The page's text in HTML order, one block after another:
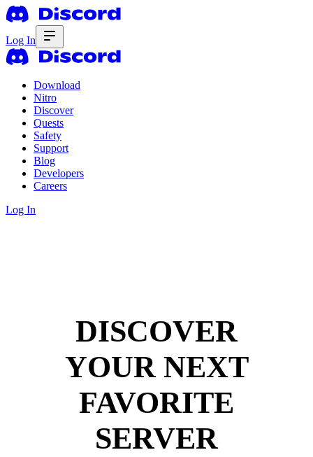
Log In
Download
Nitro
Discover
Quests
Safety
Support
Blog
Developers
Careers
Log In
DISCOVER
YOUR NEXT
FAVORITE
SERVER